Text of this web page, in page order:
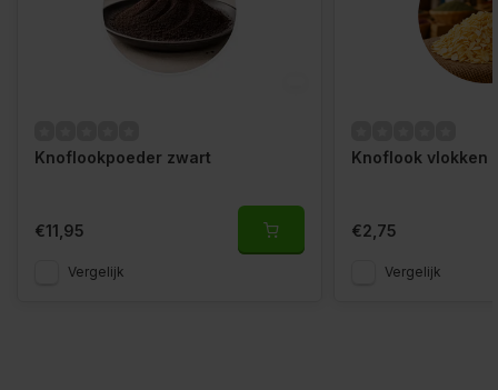
Knoflookpoeder zwart
€11,95
Vergelijk
Knoflook vlokken
€2,75
Vergelijk